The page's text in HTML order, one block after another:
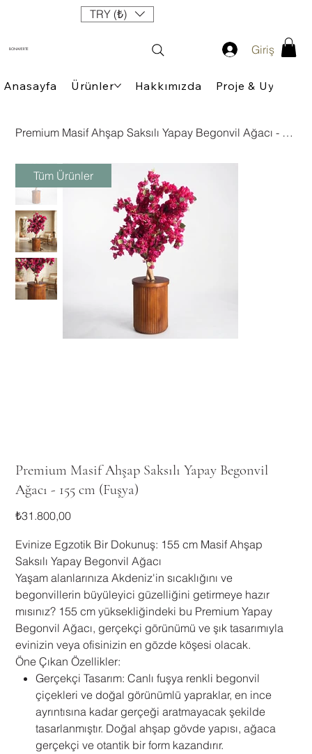
TRY (₺)
BONAVERTE Giriş
Anasayfa Ürünler Hakkımızda Proje &
Premium Masif Ahşap Saksılı Yapay Begonvil Ağacı - 155 cm (Fuşya)
Premium Masif Ahşap Saksılı Yapay Begonvil
Ağacı - 155 cm (Fuşya)
Fiyat
₺31.800,00
Evinize Egzotik Bir Dokunuş: 155 cm Masif Ahşap
Saksılı Yapay Begonvil Ağacı
Yaşam alanlarınıza Akdeniz'in sıcaklığını ve
begonvillerin büyüleyici güzelliğini getirmeye hazır
mısınız? 155 cm yüksekliğindeki bu Premium Yapay
Begonvil Ağacı, gerçekçi görünümü ve şık tasarımıyla
evinizin veya ofisinizin en gözde köşesi olacak.
Öne Çıkan Özellikler:
Gerçekçi Tasarım: Canlı fuşya renkli begonvil
çiçekleri ve doğal görünümlü yapraklar, en ince
ayrıntısına kadar gerçeği aratmayacak şekilde
tasarlanmıştır. Doğal ahşap gövde yapısı, ağaca
gerçekçi ve otantik bir form kazandırır.
Tüm Ürünler